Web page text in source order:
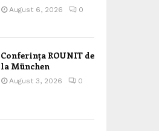
August 6, 2026 0
Conferința ROUNIT de
la München
August 3, 2026 0